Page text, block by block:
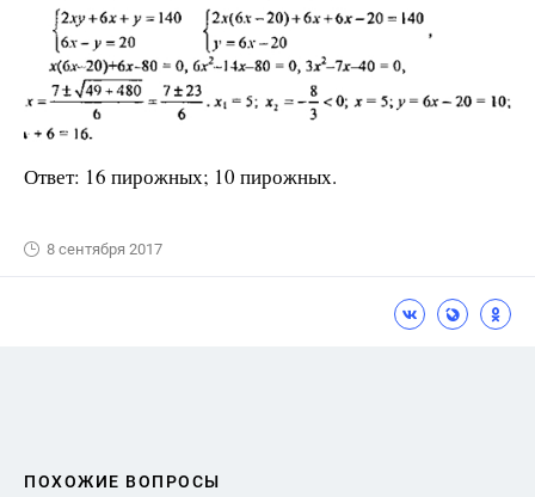
Ответ: 16 пирожных; 10 пирожных.
8 сентября 2017
ПОХОЖИЕ ВОПРОСЫ